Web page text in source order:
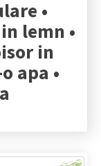
•
lemn •
in
apa •